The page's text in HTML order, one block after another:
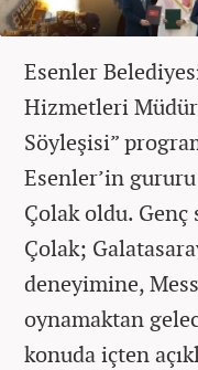
Esenler
Hizmetleri
Söyleşisi”
Esenler’in
Çolak oldu.
Çolak;
deneyimine,
oynamaktan
konuda içten